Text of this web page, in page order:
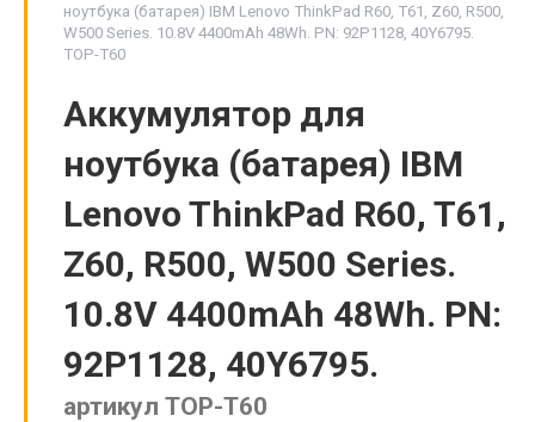
ноутбука (батарея) IBM Lenovo ThinkPad R60, T61, Z60, R500,
W500 Series. 10.8V 4400mAh 48Wh. PN: 92P1128, 40Y6795.
TOP-T60
Аккумулятор для
ноутбука (батарея) IBM
Lenovo ThinkPad R60, T61,
Z60, R500, W500 Series.
10.8V 4400mAh 48Wh. PN:
92P1128, 40Y6795.
артикул TOP-T60